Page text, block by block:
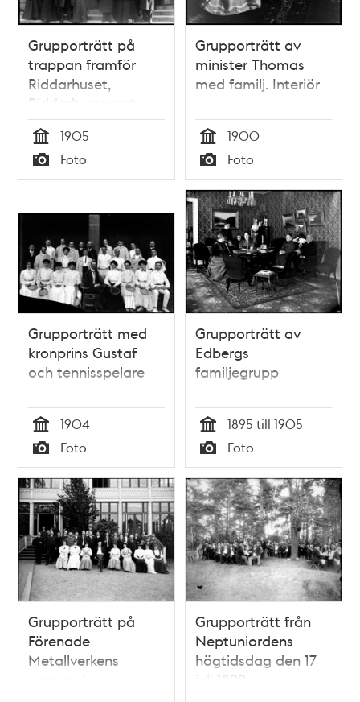
Grupporträtt på
trappan framför
Riddarhuset,
Riddarhustorget
Tid
1905
Typ
Foto
Grupporträtt av
minister Thomas
med familj. Interiör
Tid
1900
Typ
Foto
Grupporträtt med
kronprins Gustaf
och tennisspelare
Tid
1904
Typ
Foto
Grupporträtt av
Edbergs
familjegrupp
Tid
1895 till 1905
Typ
Foto
Grupporträtt på
Förenade
Metallverkens
personal
Grupporträtt från
Neptuniordens
högtidsdag den 17
juli 1899